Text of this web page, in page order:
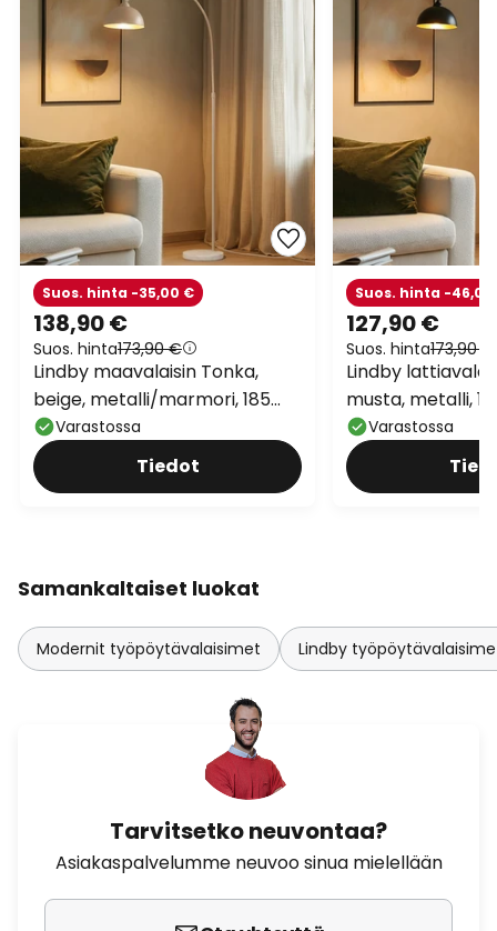
138,90 €
Suos. hinta173,90 €
Suos. hinta -35,00 €
Lindby maavalaisin Tonka,
beige, metalli/marmori, 185
cm, E27
Varastossa
Tiedot
127,90 €
Suos. hinta173,90 €
Suos. hinta -46,00
Lindby
musta, metalli,
Varastossa
Samankaltaiset luokat
Modernit työpöytävalaisimet Lindby
Tarvitsetko neuvontaa?
Asiakaspalvelumme neuvoo sinua mielellään